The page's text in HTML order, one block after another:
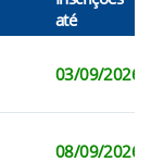
até
03/09/2026
08/09/2026